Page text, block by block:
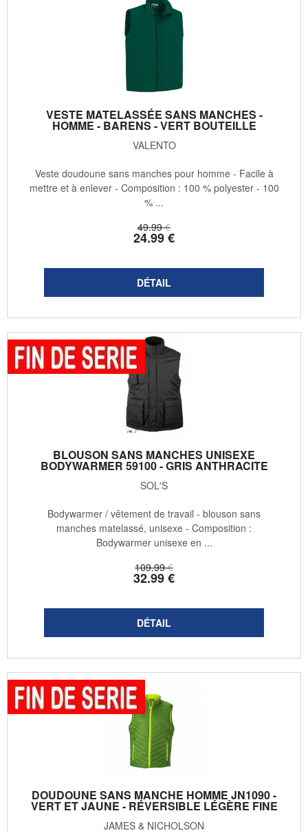
VESTE MATELASSÉE SANS MANCHES -
HOMME - BARENS - VERT BOUTEILLE
VALENTO
49.99 €
24.99€
Veste doudoune sans manches pour homme - Facile à
mettre et à enlever - Composition : 100 % polyester - 100
% ...
BLOUSON SANS MANCHES UNISEXE
BODYWARMER 59100 - GRIS ANTHRACITE
SOL'S
109.99 €
32.99€
Bodywarmer / vêtement de travail - blouson sans
manches matelassé, unisexe - Composition :
Bodywarmer unisexe en ...
DOUDOUNE SANS MANCHE HOMME JN1090 -
VERT ET JAUNE - RÉVERSIBLE LÉGÈRE FINE
JAMES & NICHOLSON